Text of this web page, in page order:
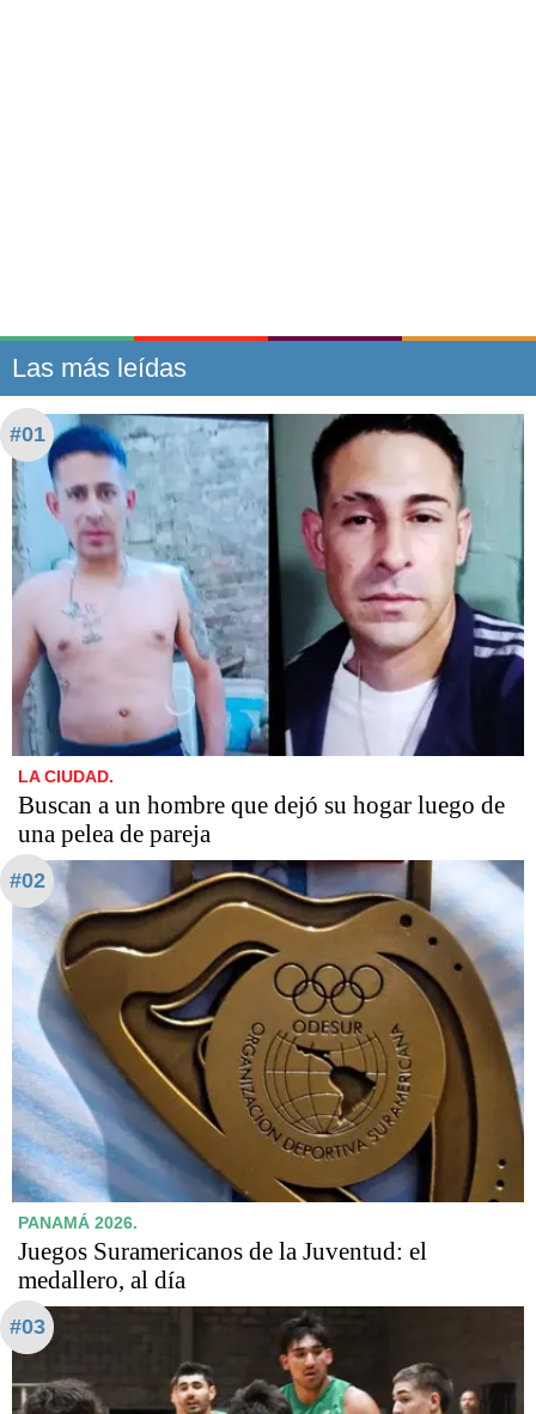
Las más leídas
#01
LA CIUDAD.
Buscan a un hombre que dejó su hogar luego de
una pelea de pareja
#02
PANAMÁ 2026.
Juegos Suramericanos de la Juventud: el
medallero, al día
#03